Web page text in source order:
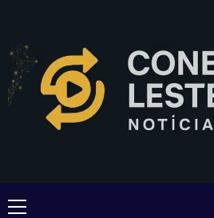
content
Primary